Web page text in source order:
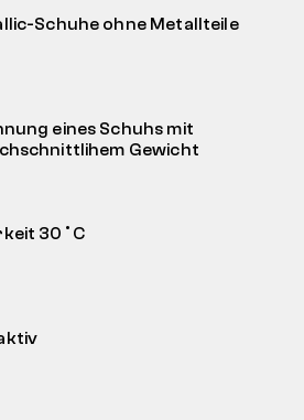
Schuhe ohne Metallteile
eines Schuhs mit
Gewicht
30˚C